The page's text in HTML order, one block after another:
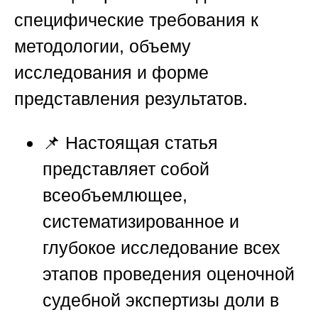
специфические требования к
методологии, объему
исследования и форме
представления результатов.
📌 Настоящая статья
представляет собой
всеобъемлющее,
систематизированное и
глубокое исследование всех
этапов проведения оценочной
судебной экспертизы доли в